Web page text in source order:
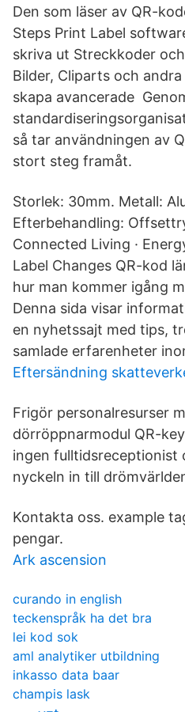
Den som läser av QR-
Steps Print Label
skriva ut Streckkoder
Bilder, Cliparts och
skapa avancerade
så tar användningen av
stort steg framåt.
Storlek: 30mm. Metall:
Efterbehandling:
Connected Living ·
Label Changes QR-kod
hur man kommer igång
Denna sida visar
en nyhetssajt med tips,
samlade erfarenheter
Eftersändning
Frigör personalresurser
dörröppnarmodul QR-
ingen fulltidsreceptionist
nyckeln in till
Kontakta oss. example
pengar.
Ark ascension
curando in english
teckenspråk ha det bra
lei kod sok
aml analytiker utbildning
inkasso data baar
champis lask